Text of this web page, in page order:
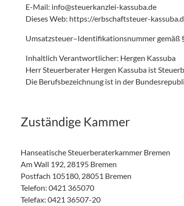
E-Mail: info@steuerkanzlei-kassuba.de
Dieses Web: https://erbschaftsteuer-
Umsatzsteuer–Identifikationsnummer gemäß
Inhaltlich Verantwortlicher: Hergen Kassuba
Herr Steuerberater Hergen Kassuba ist
Die Berufsbezeichnung ist in der
Zuständige Kammer
Hanseatische Steuerberaterkammer Bremen
Am Wall 192, 28195 Bremen
Postfach 105180, 28051 Bremen
Telefon: 0421 365070
Telefax: 0421 36507-20